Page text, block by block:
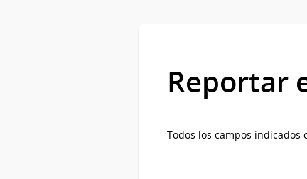
Reportar
Todos los campos indicados